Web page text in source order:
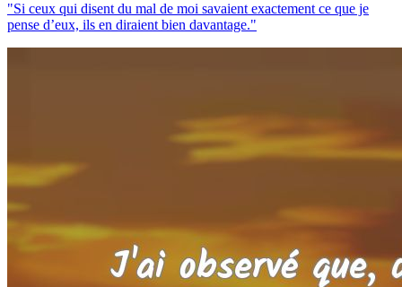
"Si ceux qui disent du mal de moi savaient exactement ce que je
pense d’eux, ils en diraient bien davantage."